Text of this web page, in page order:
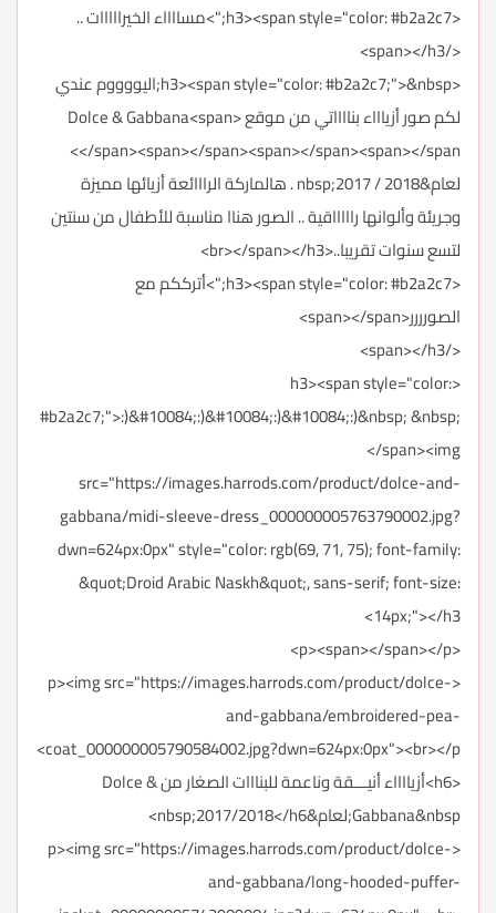
<h3><span style="color: #b2a2c7;">مسااااء الخيرااااات ..
</span></h3>
<h3><span style="color: #b2a2c7;">&nbsp;اليووووم عندي
لكم صور أزياااء بنااااتي من موقع Dolce & Gabbana<span>
</span><span></span><span></span><span></span>
لعام&nbsp;2017 / 2018 . هالماركة الرااائعة أزيائها مميزة
وجريئة وألوانها راااااقية .. الصور هناا مناسبة للأطفال من سنتين
لتسع سنوات تقريبا..<br></span></h3>
<h3><span style="color: #b2a2c7;">أترككم مع
الصورررر<span></span>
</span></h3>
<h3><span style="color:
#b2a2c7;">:)&#10084;:)&#10084;:)&#10084;:)&nbsp; &nbsp;
</span><img
src="https://images.harrods.com/product/dolce-and-
gabbana/midi-sleeve-dress_000000005763790002.jpg?
dwn=624px:0px" style="color: rgb(69, 71, 75); font-family:
&quot;Droid Arabic Naskh&quot;, sans-serif; font-size:
14px;"></h3>
<p><span></span></p>
<p><img src="https://images.harrods.com/product/dolce-
and-gabbana/embroidered-pea-
coat_000000005790584002.jpg?dwn=624px:0px"><br></p>
<h6>أزيااااء أنيـــقة وناعمة للبنااات الصغار من Dolce &
Gabbana&nbsp;لعام&nbsp;2017/2018</h6>
<p><img src="https://images.harrods.com/product/dolce-
and-gabbana/long-hooded-puffer-